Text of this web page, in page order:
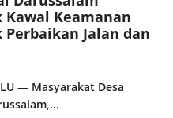
Kawal Keamanan
Jalan dan
— Masyarakat Desa
HULU
Ketahanan Pangan
Jagung Pipil
Desak Kapolda Riau